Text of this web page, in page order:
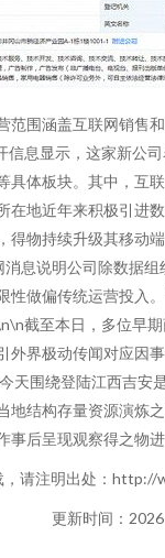
围涵盖互联网销
息显示，这家新公
体板块。其中，
地近年来积极引
物持续升级其移
息说明公司除数据
做偏传统运营投
截至本日，多位早
界极动传闻对应
围绕登陆江西吉
结构存量资源演
后呈现观察得之物
，请注明出处：http://
更新时间：